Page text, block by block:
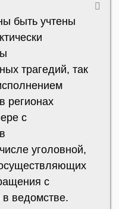
быть учтены
трагедий, так
регионах
с
уголовной,
с
ведомстве.